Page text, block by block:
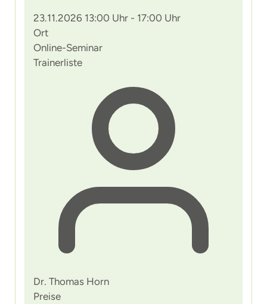
23.11.2026 13:00 Uhr - 17:00 Uhr
Ort
Online-Seminar
Trainerliste
Dr. Thomas Horn
Preise